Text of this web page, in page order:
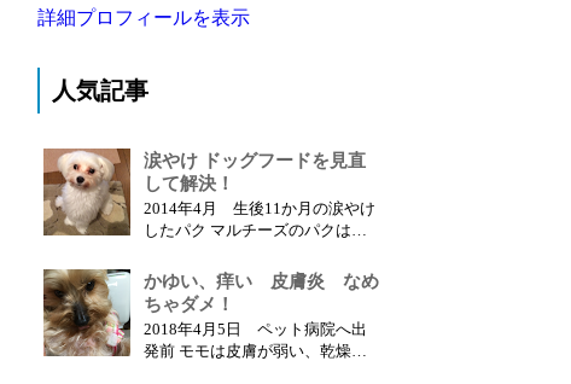
詳細プロフィールを表示
人気記事
涙やけ ドッグフードを見直
して解決！
2014年4月 生後11か月の涙やけ
したパク マルチーズのパクは今
す。 マルなので体はきれいな白
色ですが、幼犬のころから涙や目
ヤニがでやすく、目や口の周りが
茶色くなっていました。 写真の
ように生後11か月を過ぎた頃には
かゆい、痒い 皮膚炎 なめ
ちゃダメ！
2018年4月5日 ペット病院へ出
発前 モモは皮膚が弱い、乾燥お